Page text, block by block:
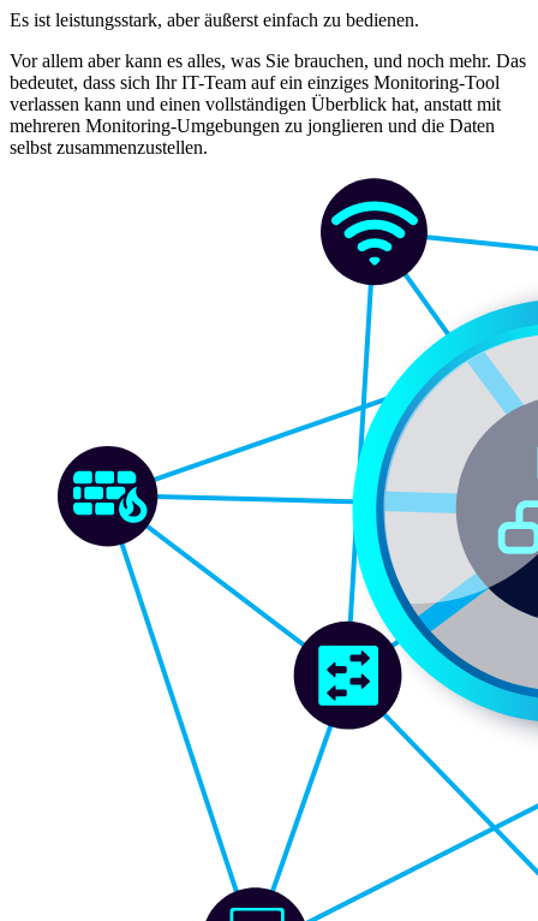
Es ist leistungsstark, aber äußerst einfach zu bedienen.
Vor allem aber kann es alles, was Sie brauchen, und noch mehr. Das
bedeutet, dass sich Ihr IT-Team auf ein einziges Monitoring-Tool
verlassen kann und einen vollständigen Überblick hat, anstatt mit
mehreren Monitoring-Umgebungen zu jonglieren und die Daten
selbst zusammenzustellen.